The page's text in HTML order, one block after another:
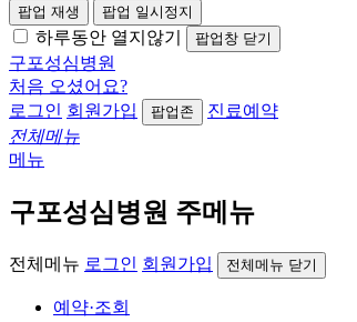
팝업 재생
팝업 일시정지
하루동안 열지않기 팝업창 닫기
구포성심병원
처음 오셨어요?
로그인 회원가입 팝업존
진료예약
전체메뉴
메뉴
구포성심병원 주메뉴
전체메뉴 로그인 회원가입 전체메뉴 닫기
예약·조회